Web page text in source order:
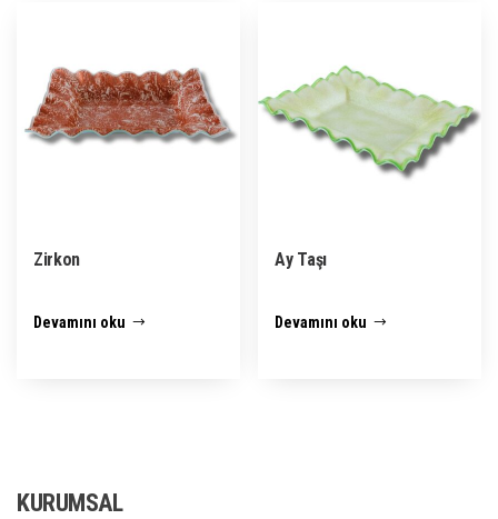
Zirkon
Devamını oku
Ay Taşı
Devamını oku
KURUMSAL